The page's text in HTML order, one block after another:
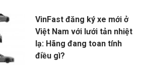
VinFast đăng ký xe mới ở
Việt Nam với lưới tản nhiệt
lạ: Hãng đang toan tính
điều gì?